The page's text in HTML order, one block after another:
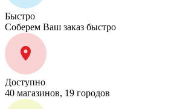
Быстро
Соберем Ваш заказ быстро
Доступно
40 магазинов, 19 городов